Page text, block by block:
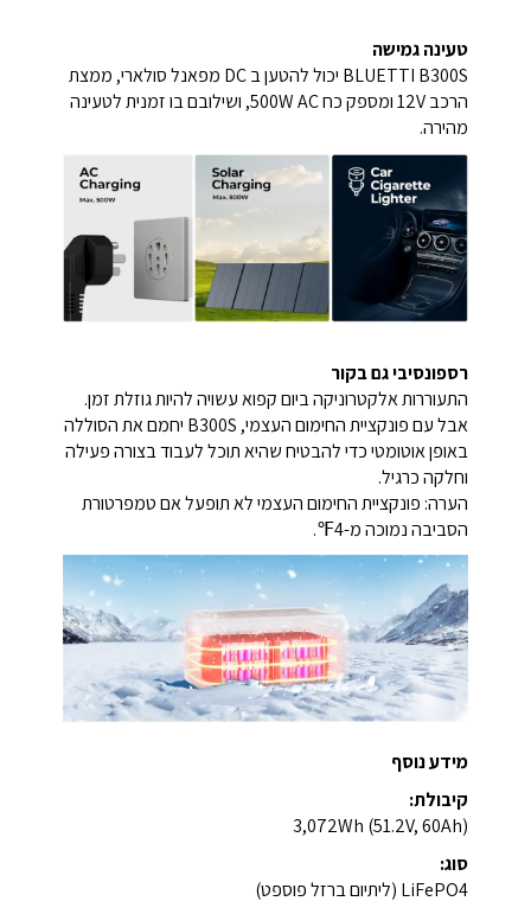
טעינה גמישה
BLUETTI B300S יכול להטען ב DC מפאנל סולארי, ממצת
הרכב 12V ומספק כח 500W AC, ושילובם בו זמנית לטעינה
מהירה.
רספונסיבי גם בקור
התעוררות אלקטרוניקה ביום קפוא עשויה להיות גוזלת זמן.
אבל עם פונקציית החימום העצמי, B300S יחמם את הסוללה
באופן אוטומטי כדי להבטיח שהיא תוכל לעבוד בצורה פעילה
וחלקה כרגיל.
הערה: פונקציית החימום העצמי לא תופעל אם טמפרטורת
הסביבה נמוכה מ-4℉.
מידע נוסף
קיבולת:
3,072Wh (51.2V, 60Ah)
סוג:
LiFePO4 (ליתיום ברזל פוספט)